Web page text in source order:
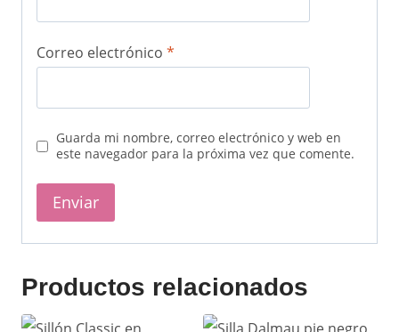
Correo electrónico *
Guarda mi nombre, correo electrónico y web en
este navegador para la próxima vez que comente.
Productos relacionados